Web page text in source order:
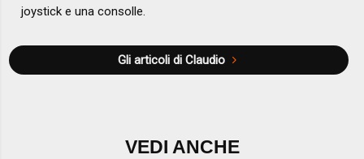
joystick e una consolle.
Gli articoli di Claudio
VEDI ANCHE